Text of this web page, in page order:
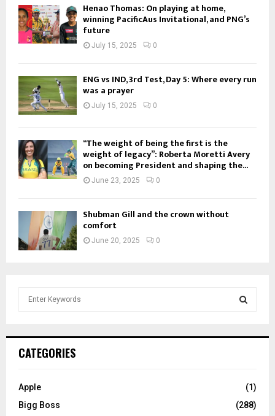
Henao Thomas: On playing at home,
winning PacificAus Invitational, and PNG’s
future
July 15, 2025 0
ENG vs IND, 3rd Test, Day 5: Where every run
was a prayer
July 15, 2025 0
“The weight of being the first is the
weight of legacy”: Roberta Moretti Avery
on becoming President and shaping the...
June 23, 2025 0
Shubman Gill and the crown without
comfort
June 20, 2025 0
h
o
:
CATEGORIES
Apple
(1)
Bigg Boss
(288)